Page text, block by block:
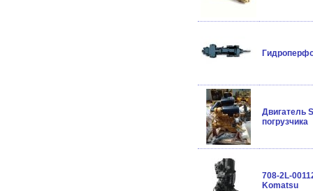
Двигатель
погрузчика
708-2L-
Komatsu